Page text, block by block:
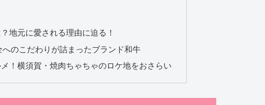
地元に愛される理由に迫る！
のこだわりが詰まったブランド和牛
！横須賀・焼肉ちゃちゃのロケ地をおさらい